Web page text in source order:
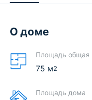
О доме
Площадь общая
75 м2
Площадь дома